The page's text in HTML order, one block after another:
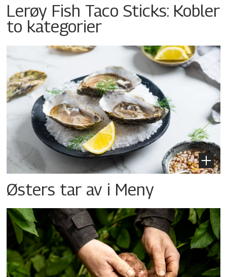
Lerøy Fish Taco Sticks: Kobler
to kategorier
Østers tar av i Meny